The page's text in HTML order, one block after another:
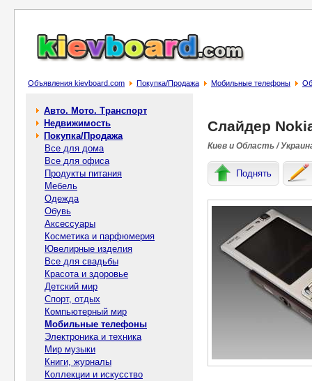
Объявления kievboard.com Покупка/Продажа Мобильные телефоны
Авто. Мото. Транспорт
Недвижимость
Покупка/Продажа
Все для дома
Все для офиса
Продукты питания
Мебель
Одежда
Обувь
Аксессуары
Косметика и парфюмерия
Ювелирные изделия
Все для свадьбы
Красота и здоровье
Детский мир
Спорт, отдых
Компьютерный мир
Мобильные телефоны
Электроника и техника
Мир музыки
Книги, журналы
Коллекции и искусство
Слайдер
Киев и Область /
Поднять